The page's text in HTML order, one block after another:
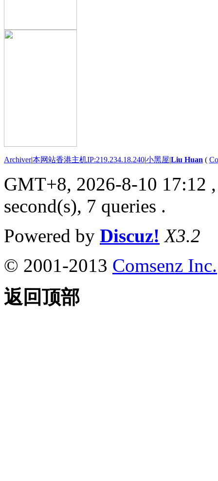
Archiver|本网站香港主机IP:219.234.18.240|小黑屋|Liu Huan (
GMT+8, 2026-8-10 17:12
second(s), 7 queries .
Powered by Discuz! X3.2
© 2001-2013 Comsenz Inc.
返回顶部